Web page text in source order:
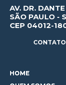
AV. DR.
SÃO PAULO -
CEP 04012-
CONTATO
HOME